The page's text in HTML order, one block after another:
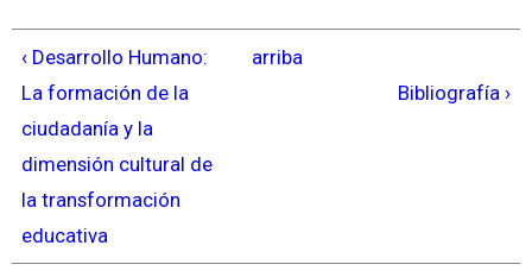
‹ Desarrollo Humano:
La formación de la
ciudadanía y la
dimensión cultural de
la transformación
educativa
arriba
Bibliografía ›